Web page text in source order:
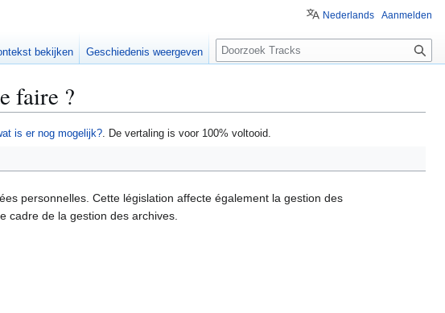
faire ?
is er nog mogelijk?. De vertaling is voor 100% voltooid.
personnelles. Cette législation affecte également la gestion des
cadre de la gestion des archives.
Nederlands Aanmelden
bekijken Geschiedenis weergeven
Z
o
e
n